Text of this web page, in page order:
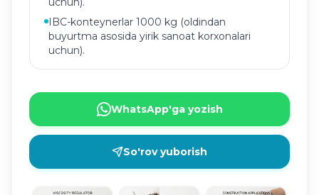
IBC-konteynerlar 1000 kg (oldindan
buyurtma asosida yirik sanoat korxonalari
uchun).
WhatsApp'ga yozish
So'rov yuborish